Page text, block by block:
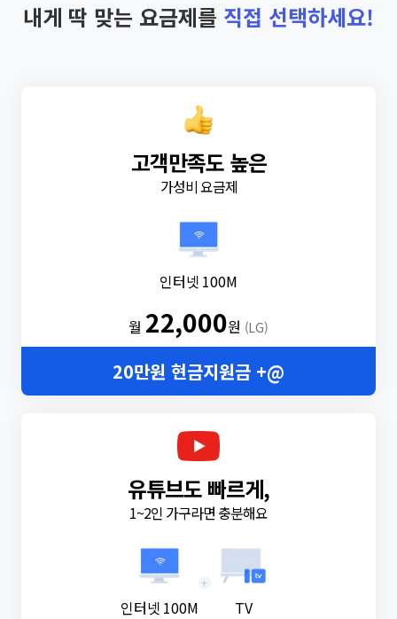
내게 딱 맞는 요금제를 직접 선택하세요!
고객만족도 높은
가성비 요금제
인터넷 100M
월 22,000원 (LG)
20만원 현금지원금 +@
유튜브도 빠르게,
1~2인 가구라면 충분해요
인터넷 100M
+
TV